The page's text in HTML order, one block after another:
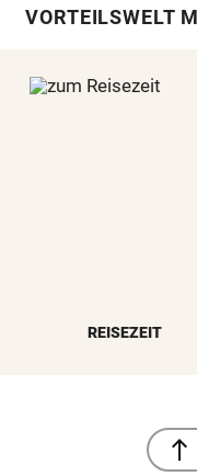
VORTEILSWELT
REISEZEIT
north